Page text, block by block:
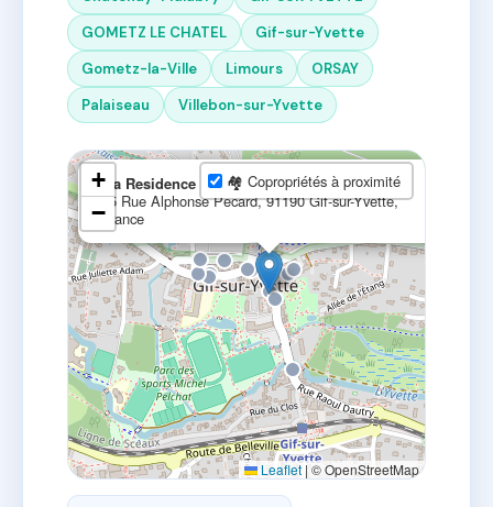
GOMETZ LE CHATEL
Gif-sur-Yvette
Gometz-la-Ville
Limours
ORSAY
Palaiseau
Villebon-sur-Yvette
Ma Residence
25 Rue Alphonse Pécard, 91190 Gif-sur-Yvette,
France
+
−
🏘 Copropriétés à proximité
Leaflet |© OpenStreetMap